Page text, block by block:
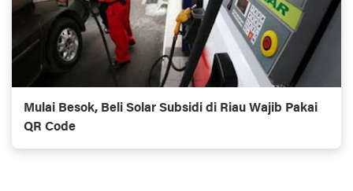
Mulai Besok, Beli Solar Subsidi di Riau Wajib Pakai
QR Code